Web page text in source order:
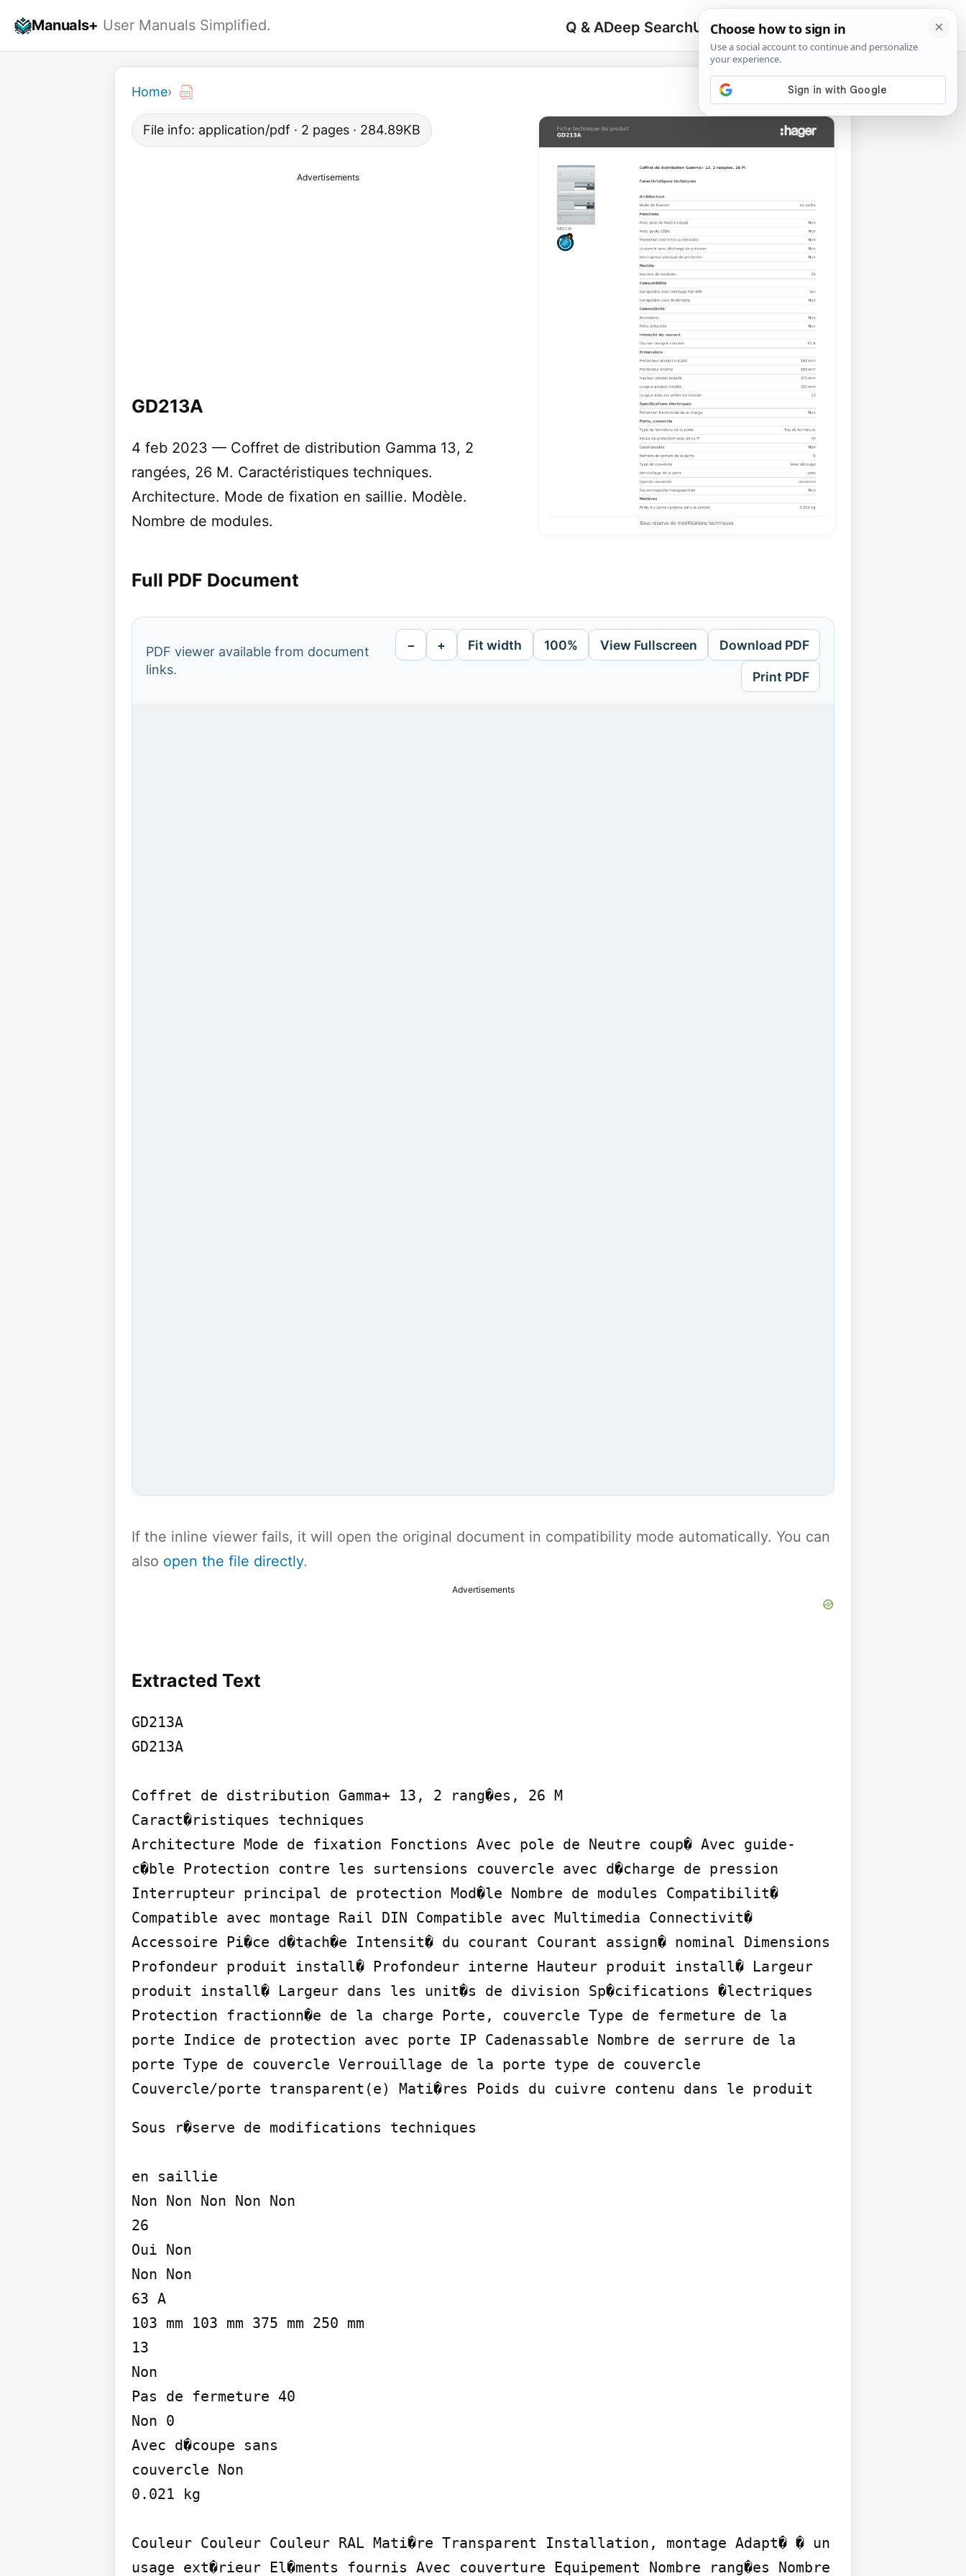
Manuals+ User Manuals Simplified. Q & ADeep SearchUpload
Search
for:
🔍
Home›
File info: application/pdf · 2 pages · 284.89KB
Advertisements
GD213A
4 feb 2023 — Coffret de distribution Gamma 13, 2
rangées, 26 M. Caractéristiques techniques.
Architecture. Mode de fixation en saillie. Modèle.
Nombre de modules.
Full PDF Document
PDF viewer available from document
links.
− + Fit width 100% View Fullscreen Download PDF
Print PDF
If the inline viewer fails, it will open the original document in compatibility mode automatically. You can
also open the file directly.
Advertisements
Extracted Text
GD213A
GD213A
Coffret de distribution Gamma+ 13, 2 rang�es, 26 M
Caract�ristiques techniques
Architecture Mode de fixation Fonctions Avec pole de Neutre coup� Avec guide-
c�ble Protection contre les surtensions couvercle avec d�charge de pression
Interrupteur principal de protection Mod�le Nombre de modules Compatibilit�
Compatible avec montage Rail DIN Compatible avec Multimedia Connectivit�
Accessoire Pi�ce d�tach�e Intensit� du courant Courant assign� nominal Dimensions
Profondeur produit install� Profondeur interne Hauteur produit install� Largeur
produit install� Largeur dans les unit�s de division Sp�cifications �lectriques
Protection fractionn�e de la charge Porte, couvercle Type de fermeture de la
porte Indice de protection avec porte IP Cadenassable Nombre de serrure de la
porte Type de couvercle Verrouillage de la porte type de couvercle
Couvercle/porte transparent(e) Mati�res Poids du cuivre contenu dans le produit
Sous r�serve de modifications techniques
en saillie
Non Non Non Non Non
26
Oui Non
Non Non
63 A
103 mm 103 mm 375 mm 250 mm
13
Non
Pas de fermeture 40
Non 0
Avec d�coupe sans
couvercle Non
0.021 kg
Couleur Couleur Couleur RAL Mati�re Transparent Installation, montage Adapt� � un
usage ext�rieur El�ments fournis Avec couverture Equipement Nombre rang�es Nombre